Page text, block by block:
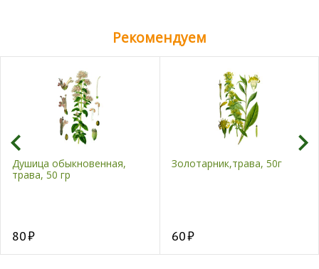
Рекомендуем
Душица обыкновенная,
трава, 50 гр
80
Золотарник,трава, 50г
60